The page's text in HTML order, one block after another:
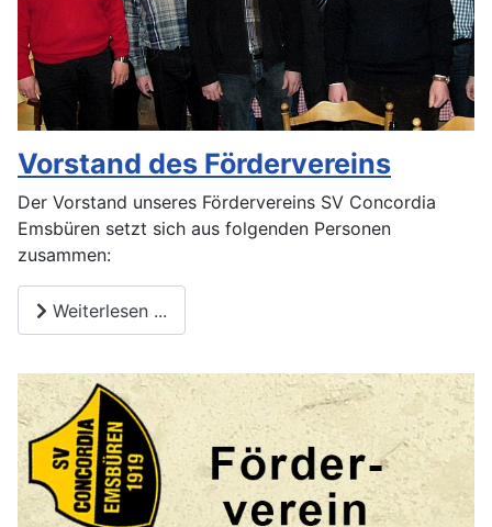
Vorstand des Fördervereins
Der Vorstand unseres Fördervereins SV Concordia
Emsbüren setzt sich aus folgenden Personen
zusammen:
Weiterlesen ...